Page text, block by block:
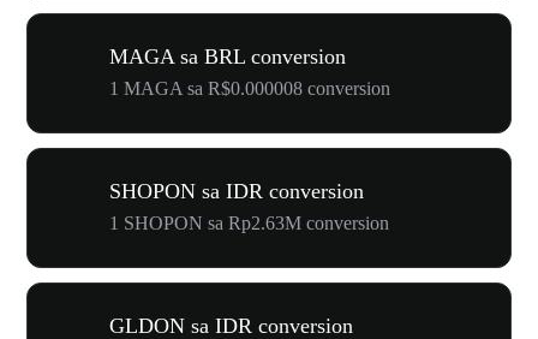
MAGA sa BRL conversion
1 MAGA sa R$0.000008 conversion
SHOPON sa IDR conversion
1 SHOPON sa Rp2.63M conversion
GLDON sa IDR conversion